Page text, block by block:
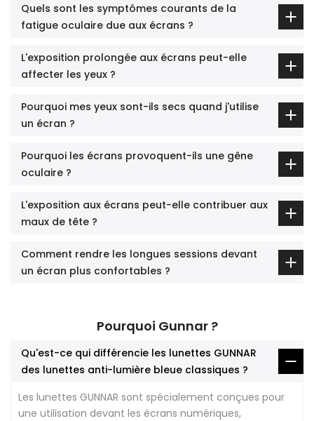
Quels sont les symptômes courants de la
fatigue oculaire due aux écrans ?
L'exposition prolongée aux écrans peut-elle
affecter les yeux ?
Pourquoi mes yeux sont-ils secs quand j'utilise
un écran ?
Pourquoi les écrans provoquent-ils une gêne
oculaire ?
L'exposition aux écrans peut-elle contribuer aux
maux de tête ?
Comment rendre les longues sessions devant
un écran plus confortables ?
Pourquoi Gunnar ?
Qu'est-ce qui différencie les lunettes GUNNAR
des lunettes anti-lumière bleue classiques ?
Les lunettes GUNNAR sont spécialement conçues pour
une utilisation devant les écrans numériques,